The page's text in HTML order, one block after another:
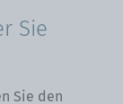
Sie
Sie den